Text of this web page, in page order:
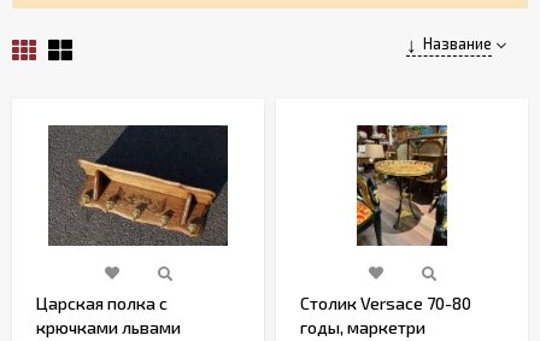
Название
Царская полка с
крючками львами
Столик Versace 70-80
годы, маркетри